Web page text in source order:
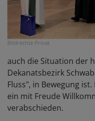
Bildrechte Privat
auch die Situation der
Dekanatsbezirk
Fluss", in Bewegung
ein mit Freude
verabschieden.